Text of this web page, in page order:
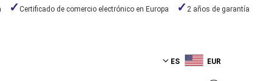
Certificado de comercio electrónico en Europa 2 años de garantía
ES EUR